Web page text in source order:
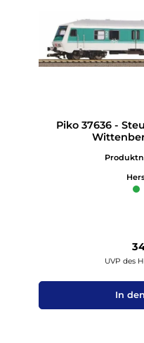
Piko 37636 -
UVP des
In